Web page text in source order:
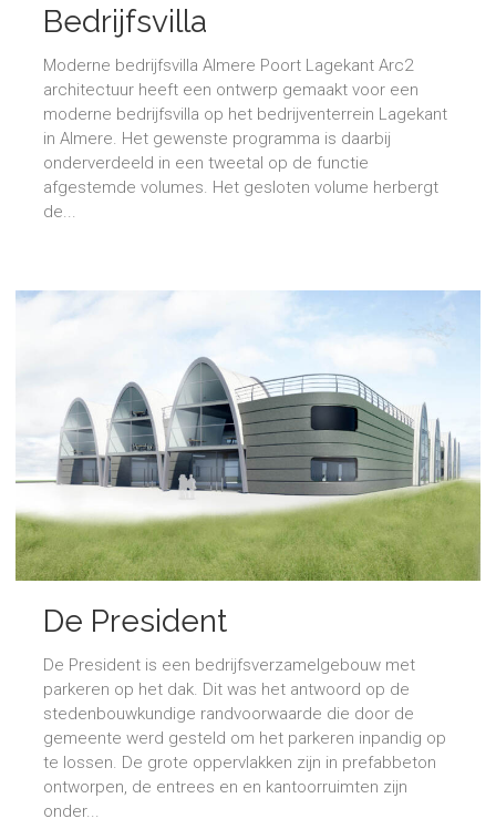
Bedrijfsvilla
Moderne bedrijfsvilla Almere Poort Lagekant Arc2
architectuur heeft een ontwerp gemaakt voor een
moderne bedrijfsvilla op het bedrijventerrein Lagekant
in Almere. Het gewenste programma is daarbij
onderverdeeld in een tweetal op de functie
afgestemde volumes. Het gesloten volume herbergt
de...
De President
De President is een bedrijfsverzamelgebouw met
parkeren op het dak. Dit was het antwoord op de
stedenbouwkundige randvoorwaarde die door de
gemeente werd gesteld om het parkeren inpandig op
te lossen. De grote oppervlakken zijn in prefabbeton
ontworpen, de entrees en en kantoorruimten zijn
onder...